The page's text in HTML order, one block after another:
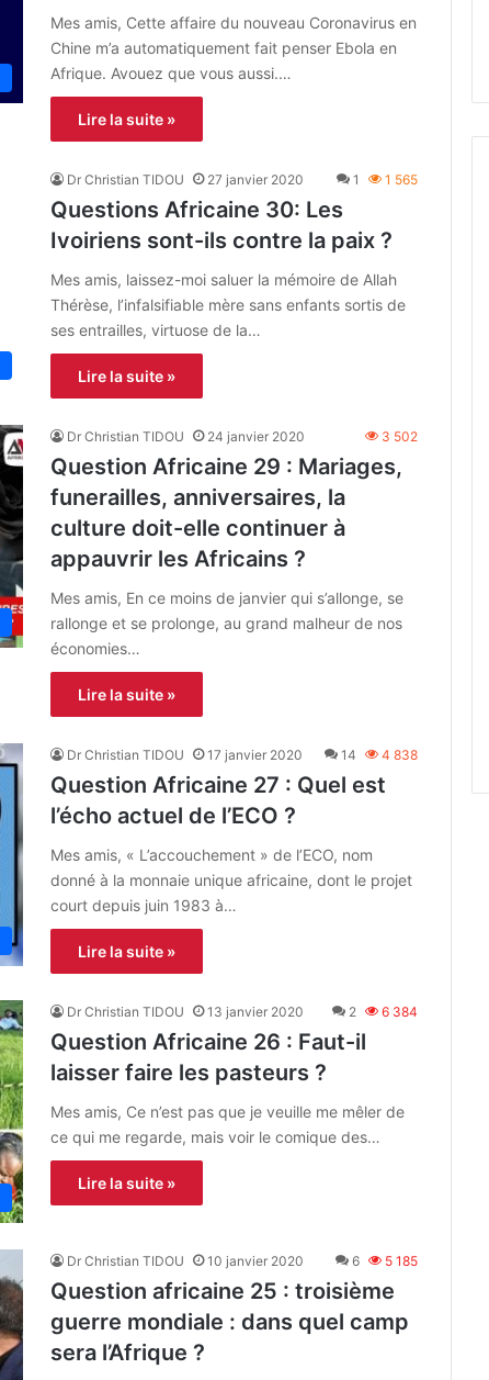
Mes amis, Cette affaire du nouveau Coronavirus en
Chine m’a automatiquement fait penser Ebola en
Afrique. Avouez que vous aussi.…
Lire la suite »
Dr Christian TIDOU 27 janvier 2020 1 1 565
Questions Africaine 30: Les
Ivoiriens sont-ils contre la paix ?
Mes amis, laissez-moi saluer la mémoire de Allah
Thérèse, l’infalsifiable mère sans enfants sortis de
ses entrailles, virtuose de la…
Lire la suite »
Dr Christian TIDOU 24 janvier 2020 3 502
Question Africaine 29 : Mariages,
funerailles, anniversaires, la
culture doit-elle continuer à
appauvrir les Africains ?
Mes amis, En ce moins de janvier qui s’allonge, se
rallonge et se prolonge, au grand malheur de nos
économies…
Lire la suite »
Dr Christian TIDOU 17 janvier 2020 14 4 838
Question Africaine 27 : Quel est
l’écho actuel de l’ECO ?
Mes amis, « L’accouchement » de l’ECO, nom
donné à la monnaie unique africaine, dont le projet
court depuis juin 1983 à…
Lire la suite »
Dr Christian TIDOU 13 janvier 2020 2 6 384
Question Africaine 26 : Faut-il
laisser faire les pasteurs ?
Mes amis, Ce n’est pas que je veuille me mêler de
ce qui me regarde, mais voir le comique des…
Lire la suite »
Dr Christian TIDOU 10 janvier 2020 6 5 185
Question africaine 25 : troisième
guerre mondiale : dans quel camp
sera l’Afrique ?